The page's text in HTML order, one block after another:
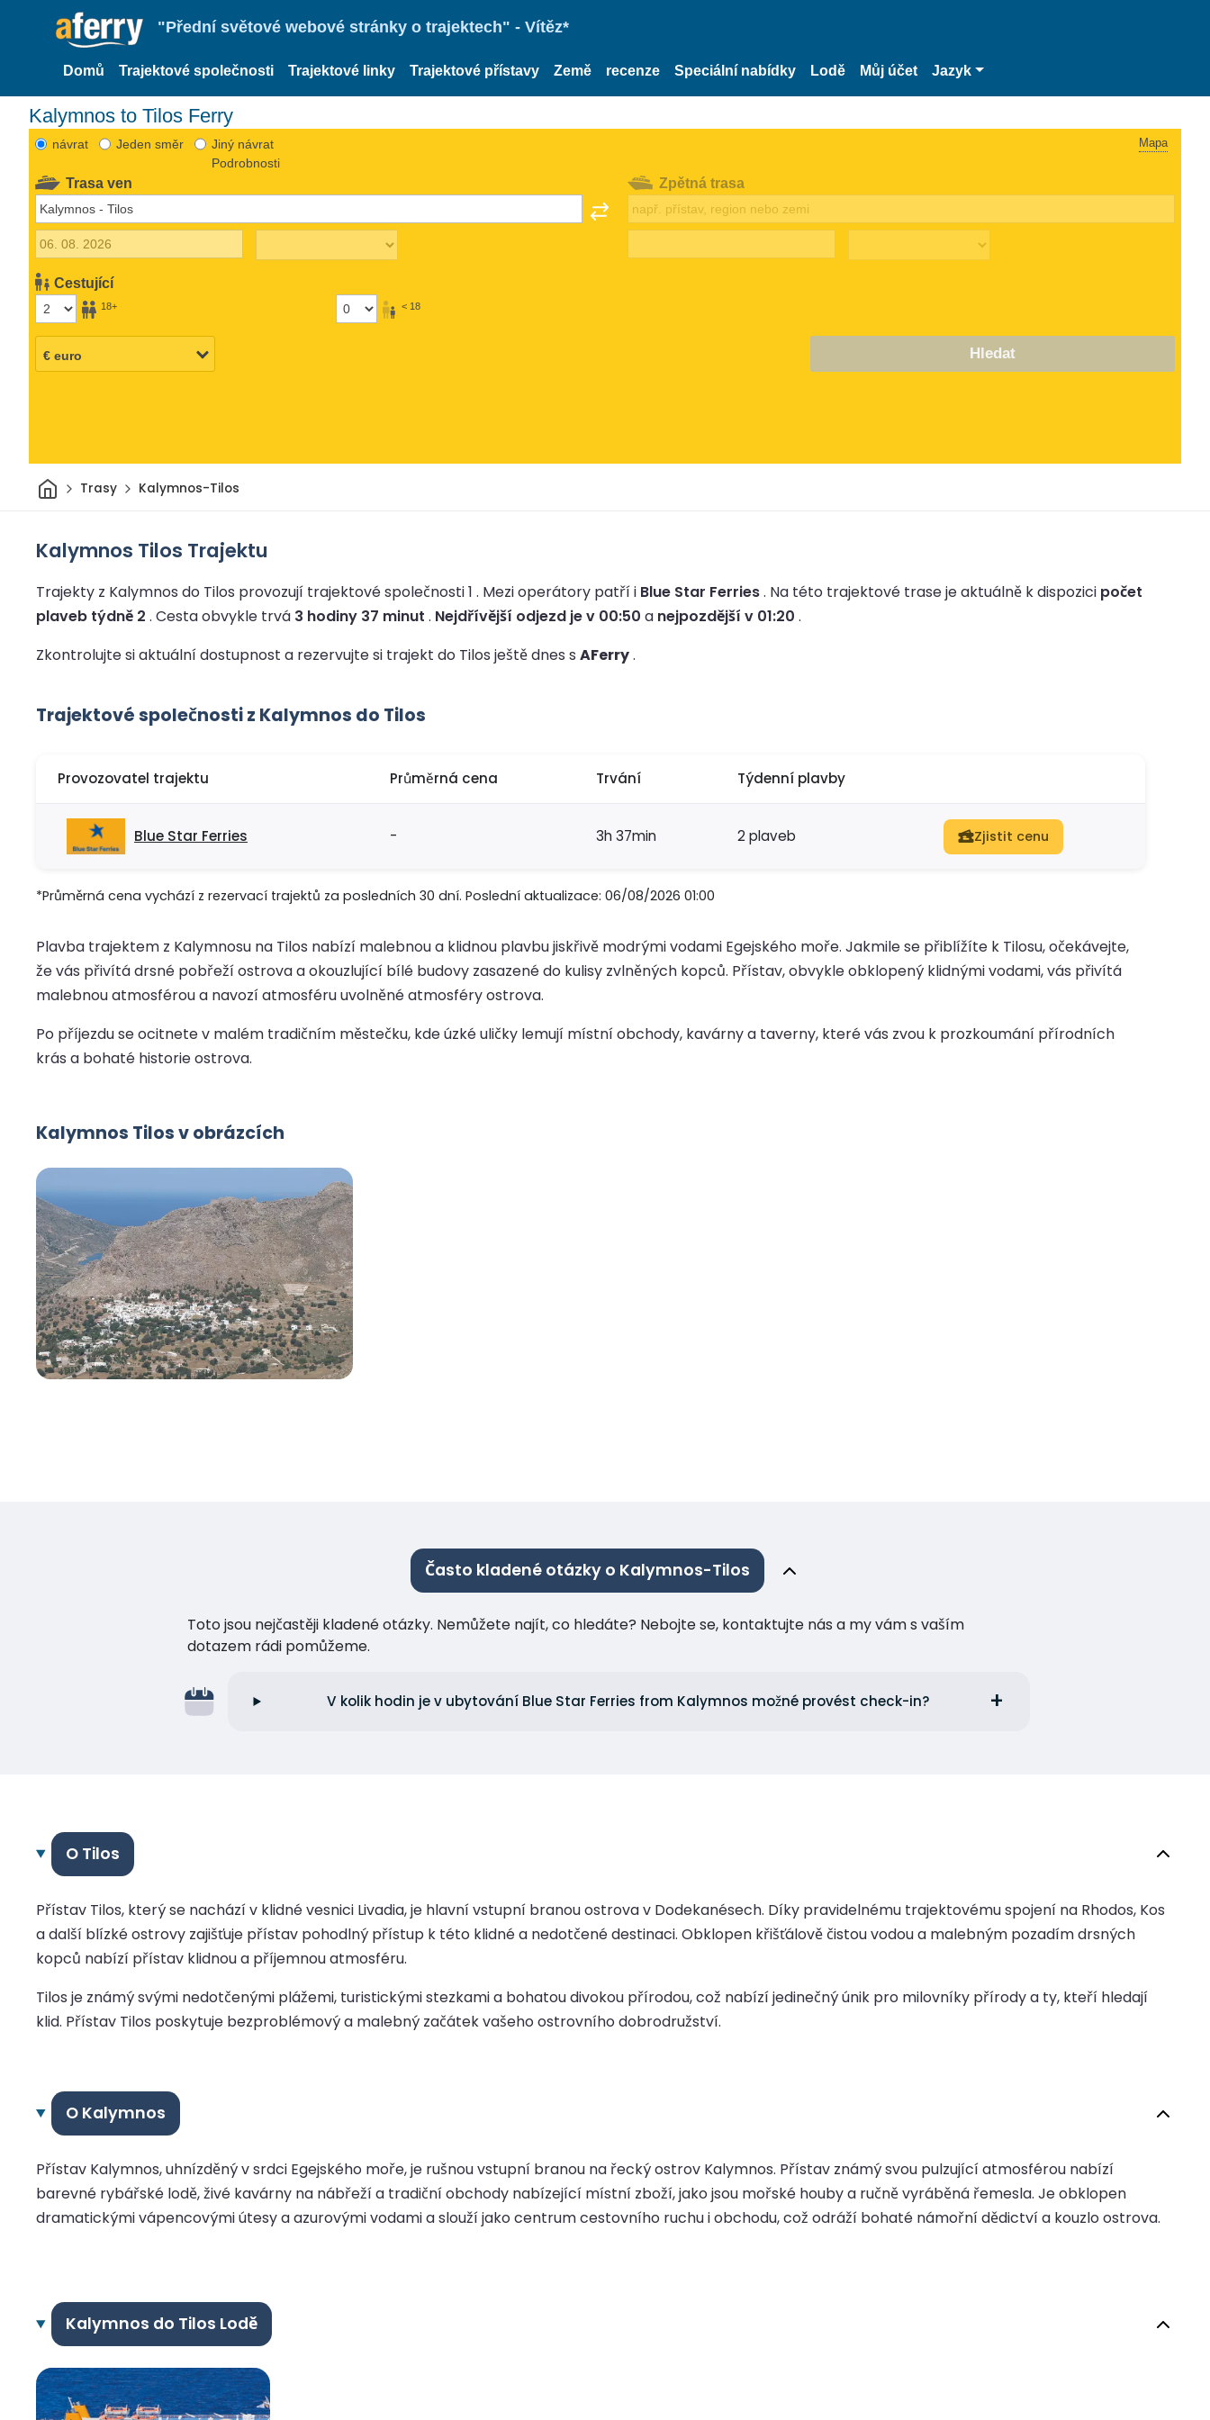
"Přední světové webové stránky o trajektech" - Vítěz*
Domů Trajektové společnosti Trajektové linky Trajektové přístavy Země recenze Speciální nabídky Lodě Můj účet Jazyk
Kalymnos to Tilos Ferry
návrat Jeden směr
Jiný návrat
Podrobnosti
Mapa
Trasa ven
Cestující
18+ < 18
Zpětná trasa
Hledat
Domov
Trasy Kalymnos-Tilos
Kalymnos Tilos Trajektu
Trajekty z Kalymnos do Tilos provozují trajektové společnosti 1 . Mezi operátory patří i Blue Star Ferries. Na této trajektové trase je aktuálně k dispozici počet
plaveb týdně 2 . Cesta obvykle trvá 3 hodiny 37 minut . Nejdřívější odjezd je v 00:50 a nejpozdější v 01:20 .
Zkontrolujte si aktuální dostupnost a rezervujte si trajekt do Tilos ještě dnes s AFerry.
Trajektové společnosti z Kalymnos do Tilos
Provozovatel trajektu Průměrná cena Trvání Týdenní plavby
Blue Star Ferries - 3h 37min 2 plaveb Zjistit cenu
*Průměrná cena vychází z rezervací trajektů za posledních 30 dní. Poslední aktualizace: 06/08/2026 01:00
Plavba trajektem z Kalymnosu na Tilos nabízí malebnou a klidnou plavbu jiskřivě modrými vodami Egejského moře. Jakmile se přiblížíte k Tilosu, očekávejte,
že vás přivítá drsné pobřeží ostrova a okouzlující bílé budovy zasazené do kulisy zvlněných kopců. Přístav, obvykle obklopený klidnými vodami, vás přivítá
malebnou atmosférou a navozí atmosféru uvolněné atmosféry ostrova.
Po příjezdu se ocitnete v malém tradičním městečku, kde úzké uličky lemují místní obchody, kavárny a taverny, které vás zvou k prozkoumání přírodních
krás a bohaté historie ostrova.
Kalymnos Tilos v obrázcích
Často kladené otázky o Kalymnos-Tilos
Toto jsou nejčastěji kladené otázky. Nemůžete najít, co hledáte? Nebojte se, kontaktujte nás a my vám s vaším
dotazem rádi pomůžeme.
V kolik hodin je v ubytování Blue Star Ferries from Kalymnos možné provést check-in?
O Tilos
Přístav Tilos, který se nachází v klidné vesnici Livadia, je hlavní vstupní branou ostrova v Dodekanésech. Díky pravidelnému trajektovému spojení na Rhodos, Kos
a další blízké ostrovy zajišťuje přístav pohodlný přístup k této klidné a nedotčené destinaci. Obklopen křišťálově čistou vodou a malebným pozadím drsných
kopců nabízí přístav klidnou a příjemnou atmosféru.
Tilos je známý svými nedotčenými plážemi, turistickými stezkami a bohatou divokou přírodou, což nabízí jedinečný únik pro milovníky přírody a ty, kteří hledají
klid. Přístav Tilos poskytuje bezproblémový a malebný začátek vašeho ostrovního dobrodružství.
O Kalymnos
Přístav Kalymnos, uhnízděný v srdci Egejského moře, je rušnou vstupní branou na řecký ostrov Kalymnos. Přístav známý svou pulzující atmosférou nabízí
barevné rybářské lodě, živé kavárny na nábřeží a tradiční obchody nabízející místní zboží, jako jsou mořské houby a ručně vyráběná řemesla. Je obklopen
dramatickými vápencovými útesy a azurovými vodami a slouží jako centrum cestovního ruchu i obchodu, což odráží bohaté námořní dědictví a kouzlo ostrova.
Kalymnos do Tilos Lodě